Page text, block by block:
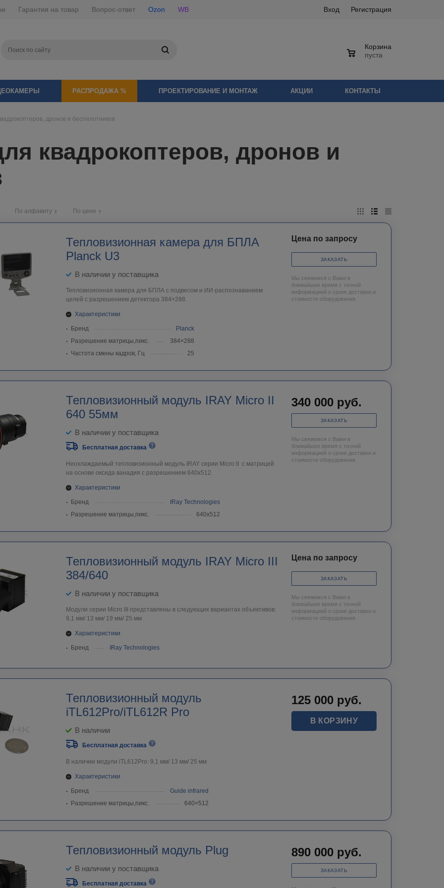
Гарантия на товар Вопрос-ответ Ozon WB Вход Регистрация
Корзина
пуста
РАСПРОДАЖА % ПРОЕКТИРОВАНИЕ И МОНТАЖ АКЦИИ КОНТАКТЫ
дронов и беспилотников
квадрокоптеров, дронов и
По алфавиту По цене
Тепловизионная камера для БПЛА
Planck U3
В наличии у поставщика
Тепловизионная камера для БПЛА с подвесом и ИИ-распознаванием
целей с разрешением детектора 384×288.
Характеристики
Бренд
Planck
Разрешение матрицы,пикс.
384×288
Частота смены кадров, Гц
25
Цена по запросу
ЗАКАЗАТЬ
Мы свяжемся с Вами в
ближайшее время с точной
информацией о сроке доставки и
стоимости оборудования.
Тепловизионный модуль IRAY Micro II
640 55мм
В наличии у поставщика
Бесплатная доставка
Неохлаждаемый тепловизионный модуль IRAY серии Micro II c матрицей
на основе оксида ванадия с разрешением 640х512.
Характеристики
Бренд
IRay Technologies
Разрешение матрицы,пикс.
640х512
340 000 руб.
ЗАКАЗАТЬ
Мы свяжемся с Вами в
ближайшее время с точной
информацией о сроке доставки и
стоимости оборудования.
Тепловизионный модуль IRAY Micro III
384/640
В наличии у поставщика
Модули серии Micro III представлены в следующих вариантах объективов:
9,1 мм/ 13 мм/ 19 мм/ 25 мм
Характеристики
Бренд IRay Technologies
Цена по запросу
ЗАКАЗАТЬ
Мы свяжемся с Вами в
ближайшее время с точной
информацией о сроке доставки и
стоимости оборудования.
Тепловизионный модуль
iTL612Pro/iTL612R Pro
В наличии
Бесплатная доставка
В наличии модули iTL612Pro: 9,1 мм/ 13 мм/ 25 мм
Характеристики
Бренд
Guide infrared
Разрешение матрицы,пикс.
640×512
125 000 руб.
В КОРЗИНУ
Тепловизионный модуль Plug
В наличии у поставщика
Бесплатная доставка
890 000 руб.
ЗАКАЗАТЬ